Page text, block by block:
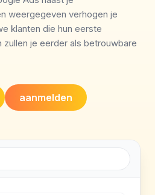
weergegeven verhogen je
klanten die hun eerste
zullen je eerder als betrouwbare
aanmelden